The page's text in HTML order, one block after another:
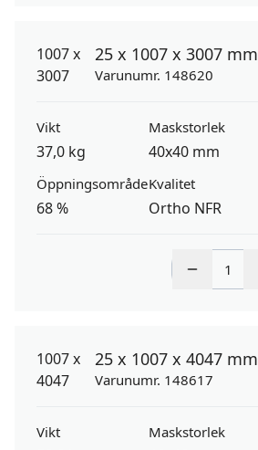
25 x 1007 x 3007 mm
Varunumr. 148620
Vikt
37,0 kg
Maskstorlek
40x40 mm
Öppningsområde
68 %
Kvalitet
Ortho NFR
25 x 1007 x 4047 mm
Varunumr. 148617
Vikt Maskstorlek